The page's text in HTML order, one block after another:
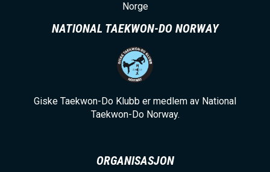
Norge
NATIONAL TAEKWON-DO NORWAY
Giske Taekwon-Do Klubb er medlem av National
Taekwon-Do Norway.
ORGANISASJON